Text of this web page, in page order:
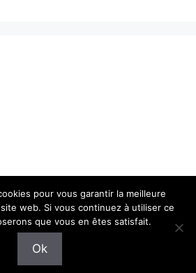
air sante
pour vous garantir la meilleure
web. Si vous continuez à utiliser ce
que vous en êtes satisfait.
Ok